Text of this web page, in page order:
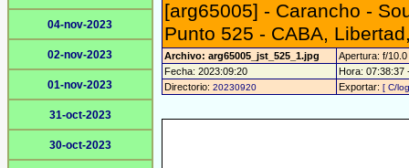
04-nov-2023
02-nov-2023
01-nov-2023
31-oct-2023
30-oct-2023
[arg65005] - Carancho -
Punto 525 - CABA,
Archivo: arg65005_jst_525_1.jpg
Apertura: f/10.0
Fecha: 2023:09:20
Hora: 07:38:37
Directorio: 20230920 Exportar: [ C/